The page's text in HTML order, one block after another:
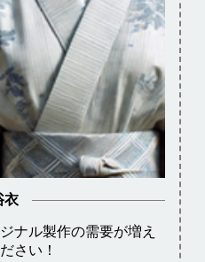
衣
ナル製作の需要が増え
さい！